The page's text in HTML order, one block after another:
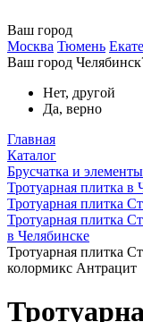
Ваш город
Москва Тюмень
Ваш город
Нет, другой
Да, верно
Главная
Каталог
Брусчатка и
Тротуарная плитка в
Тротуарная плитка
Тротуарная плитка
в Челябинске
Тротуарная плитка
колормикс Антрацит